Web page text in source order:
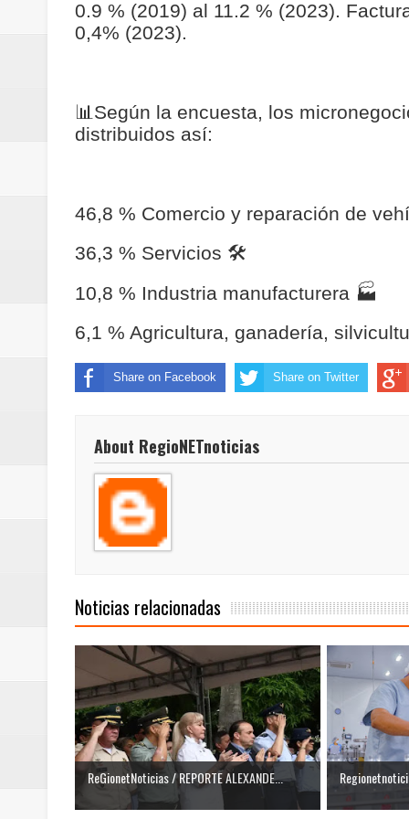
Regionetnoticias / Villarrica
Regionetnoticias / Pereira
Regionetnoticias / Gobernación
ecoeficientes en Marquetalia
Regionetnoticias / Despliegue
terrestre para la posesión
Regionetnoticias / Las ayudas
ReGionetNoticias /
ReGioNetNoticias- MEDELLIN
ReGioNetNoticias / Altas
ReGionetNoticias / REPORTE
seguridad para la posesión
Regionetnoticias / En solo dos
transferencias prevista para los
0.9 % (2019) al 11.2 % (2023).
0,4% (2023).
📊 Según la encuesta, los
distribuidos así:
46,8 % Comercio y reparación de
36,3 % Servicios 🛠
10,8 % Industria manufacturera 🏭
6,1 % Agricultura, ganadería,
Share on Facebook Share on Twitter
About RegioNETnoticias
Noticias relacionadas
ReGionetNoticias / REPORTE ALEXANDE...